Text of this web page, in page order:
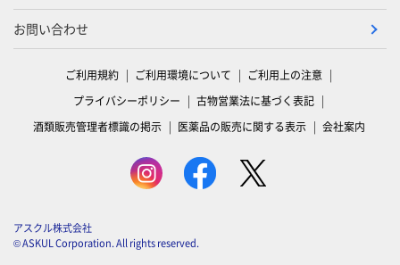
お問い合わせ
ご利用規約 ご利用環境について
ご利用上の注意
プライバシーポリシー
古物営業法に基づく表記
酒類販売管理者標識の掲示
医薬品の販売に関する表示 会社案内
アスクル株式会社
© ASKUL Corporation. All rights reserved.